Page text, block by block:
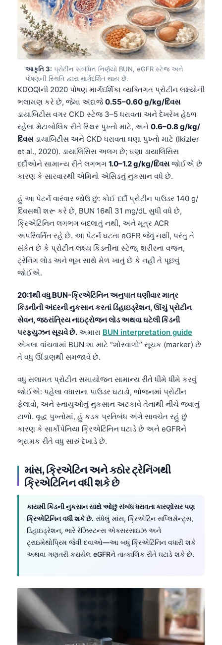
આકૃતિ 3: પ્રોટીન સંબંધિત નિર્ણયો BUN, eGFR સ્ટેજ અને
પોષણની સ્થિતિ દ્વારા માર્ગદર્શિત થાય છે.
KDOQIની 2020 પોષણ માર્ગદર્શિકા વ્યક્તિગત પ્રોટીન લક્ષ્યોની
ભલામણ કરે છે, જેમાં અંદાજે 0.55–0.60 g/kg/દિવસ
ડાયાબિટીસ વગર CKD સ્ટેજ 3–5 ધરાવતા અને દેખરેખ હેઠળ
રહેલા મેટાબોલિક રીતે સ્થિર પુખ્તો માટે, અને 0.6–0.8 g/kg/
દિવસડાયાબિટીસ અને CKD ધરાવતા ઘણા પુખ્તો માટે (Ikizler
et al., 2020). ડાયાલિસિસ અલગ છે; ઘણા ડાયાલિસિસ
દર્દીઓને સામાન્ય રીતે લગભગ 1.0–1.2 g/kg/દિવસજોઈએ છે
કારણ કે સારવારથી એમિનો એસિડનું નુકસાન વધે છે.
હું આ પેટર્ન વારંવાર જોઉં છું: કોઈ દર્દી પ્રોટીન પાઉડર 140 g/
દિવસથી શરૂ કરે છે, BUN 16થી 31 mg/dL સુધી વધે છે,
ક્રિએટિનિન લગભગ બદલાતું નથી, અને મૂત્ર ACR
અપરિવર્તિત રહે છે. આ પેટર્ન ઘટતા eGFR જેવું નથી, પરંતુ તે
સંકેત છે કે પ્રોટીન લક્ષ્ય કિડનીના સ્ટેજ, શરીરના વજન,
ટ્રેનિંગ લોડ અને ભૂખ સાથે મેળ ખાતું છે કે નહીં તે પૂછવું
જોઈએ.
20:1થી વધુ BUN-ક્રિએટિનિન અનુપાત ઘણીવાર માત્ર
કિડનીની અંદરની નુકસાન કરતાં ડિહાઇડ્રેશન, ઊંચું પ્રોટીન
સેવન, જઠરાંત્રિય નાઇટ્રોજન લોડ અથવા ઘટેલી કિડની
પરફ્યુઝન સૂચવે છે. અમારા BUN interpretation guide
એકલા વાંચવામાં BUN શા માટે “શોરવાળો” સૂચક (marker) છે
તે વધુ ઊંડાણથી સમજાવે છે.
વધુ સલામત પ્રોટીન સમાયોજન સામાન્ય રીતે ધીમે ધીમે કરવું
જોઈએ: પહેલા વધારાના પાઉડર ઘટાડો, ભોજનમાં પ્રોટીન
ફેલાવો, અને સ્નાયુઓનું નુકસાન અટકાવે તેનાથી નીચે જવાનું
ટાળો. વૃદ્ધ પુખ્તોમાં, હું કડક પ્રતિબંધ અંગે સાવચેત રહું છું
કારણ કે સાર્કોપેનિયા ક્રિએટિનિન ઘટાડે છે અને eGFRને
ભ્રામક રીતે વધુ સારું દેખાડે છે.
માંસ, ક્રિએટિન અને કઠોર ટ્રેનિંગથી
ક્રિએટિનિન વધી શકે છે
કાયમી કિડની નુકસાન સાથે ઓછું સંબંધ ધરાવતા કારણોસર પણ
ક્રિએટિનિન વધી શકે છે. રાંધેલું માંસ, ક્રિએટિન સપ્લિમેન્ટ્સ,
ડિહાઇડ્રેશન, ભારે રેઝિસ્ટન્સ એક્સરસાઇઝ અને
ટ્રાઇમેથોપ્રિમ જેવી દવાઓ—આ બધું ક્રિએટિનિન વધારી શકે
અથવા ગણતરી કરાયેલ eGFRને તાત્કાલિક રીતે ઘટાડે શકે છે.